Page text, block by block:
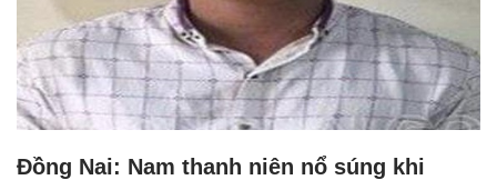
Đồng Nai: Nam thanh niên nổ súng khi